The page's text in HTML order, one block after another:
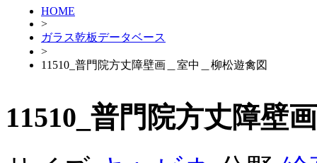
HOME
>
ガラス乾板データベース
>
11510_普門院方丈障壁画＿室中＿柳松遊禽図
11510_普門院方丈障壁